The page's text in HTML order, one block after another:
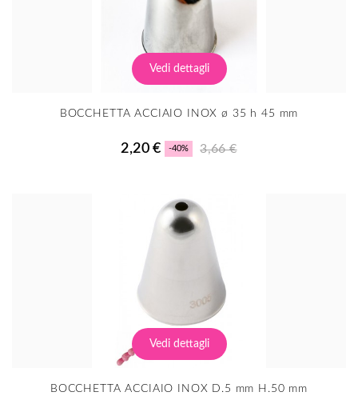
Vedi dettagli
BOCCHETTA ACCIAIO INOX ø 35 h 45 mm
2,20 € -40% 3,66 €
Vedi dettagli
BOCCHETTA ACCIAIO INOX D.5 mm H.50 mm